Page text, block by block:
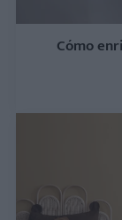
Cómo